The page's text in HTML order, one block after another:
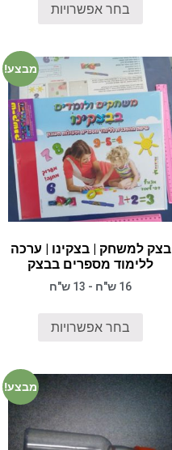
בחר אפשרויות
מבצע!
בצק למשחק | בצקינו | ערכה
ללימוד מספרים בבצק
16 ש"ח - 13 ש"ח
בחר אפשרויות
מבצע!